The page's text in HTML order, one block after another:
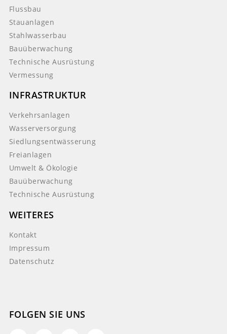
Flussbau
Stauanlagen
Stahlwasserbau
Bauüberwachung
Technische Ausrüstung
Vermessung
INFRASTRUKTUR
Verkehrsanlagen
Wasserversorgung
Siedlungsentwässerung
Freianlagen
Umwelt & Ökologie
Bauüberwachung
Technische Ausrüstung
WEITERES
Kontakt
Impressum
Datenschutz
FOLGEN SIE UNS